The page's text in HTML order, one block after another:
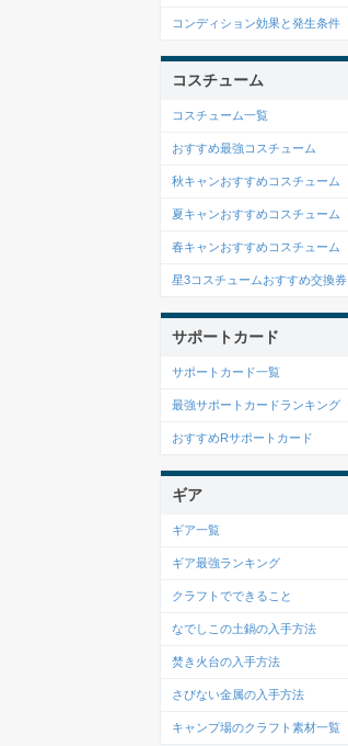
コンディション効果と発生条件
コスチューム
コスチューム一覧
おすすめ最強コスチューム
秋キャンおすすめコスチューム
夏キャンおすすめコスチューム
春キャンおすすめコスチューム
星3コスチュームおすすめ交換券
サポートカード
サポートカード一覧
最強サポートカードランキング
おすすめRサポートカード
ギア
ギア一覧
ギア最強ランキング
クラフトでできること
なでしこの土鍋の入手方法
焚き火台の入手方法
さびない金属の入手方法
キャンプ場のクラフト素材一覧